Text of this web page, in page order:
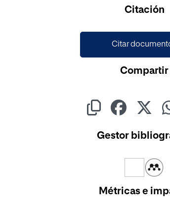
Citación
Citar
Compartir
Gestor
Métricas e